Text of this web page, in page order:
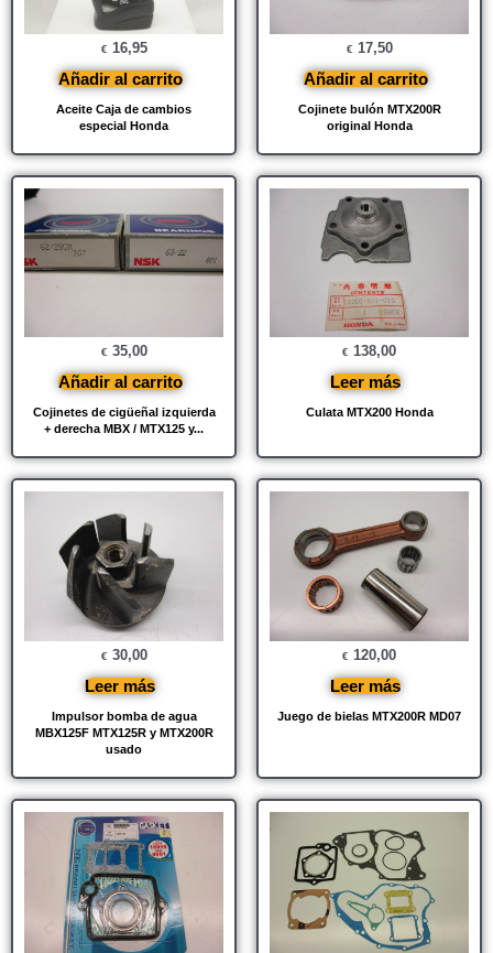
Aceite Caja de cambios
especial Honda
€ 16,95
Añadir al carrito
Cojinete bulón MTX200R
original Honda
€ 17,50
Añadir al carrito
Cojinetes de cigüeñal izquierda
+ derecha MBX / MTX125 y...
€ 35,00
Añadir al carrito
Culata MTX200 Honda
€ 138,00
Leer más
Impulsor bomba de agua
MBX125F MTX125R y MTX200R
usado
€ 30,00
Leer más
Juego de bielas MTX200R MD07
€ 120,00
Leer más